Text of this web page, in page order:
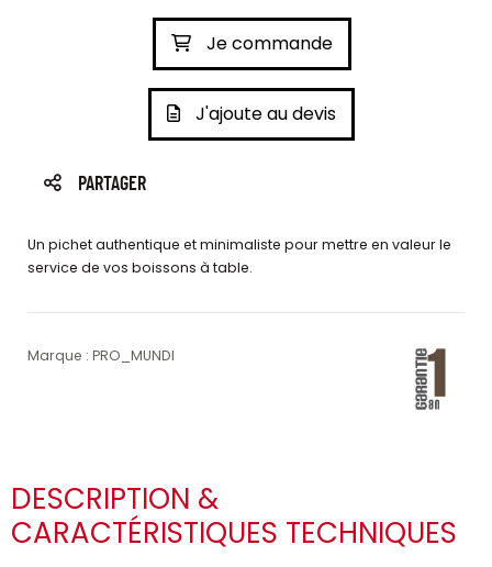
Je commande
J'ajoute au devis
PARTAGER
Un pichet authentique et minimaliste pour mettre en valeur le
service de vos boissons à table.
Marque : PRO_MUNDI
DESCRIPTION &
CARACTÉRISTIQUES TECHNIQUES